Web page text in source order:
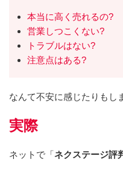
本当に高く売れるの?
営業しつこくない?
トラブルはない?
注意点はある?
なんて不安に感じたりもし
実際
ネットで「ネクステージ評